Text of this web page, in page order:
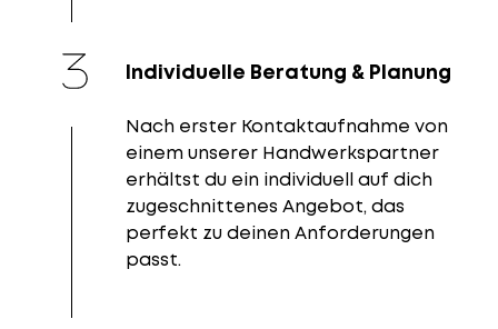
Individuelle Beratung & Planung
Nach erster Kontaktaufnahme von
einem unserer Handwerkspartner
erhältst du ein individuell auf dich
zugeschnittenes Angebot, das
perfekt zu deinen Anforderungen
passt.